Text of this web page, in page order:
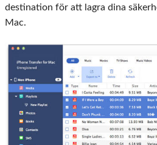
destination för att lagra dina
Mac.